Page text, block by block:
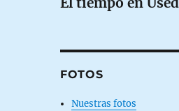
FOTOS
Nuestras fotos